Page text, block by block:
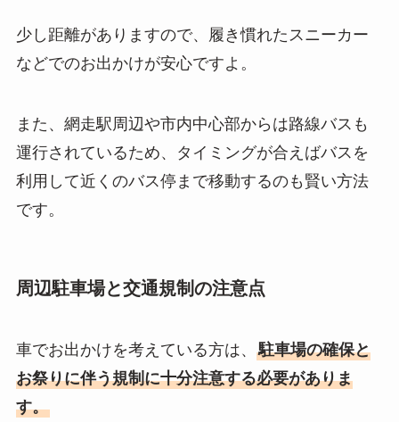
少し距離がありますので、履き慣れたスニーカー
などでのお出かけが安心ですよ。
また、網走駅周辺や市内中心部からは路線バスも
運行されているため、タイミングが合えばバスを
利用して近くのバス停まで移動するのも賢い方法
です。
周辺駐車場と交通規制の注意点
車でお出かけを考えている方は、 駐車場の確保と
お祭りに伴う規制に十分注意する必要がありま
す。